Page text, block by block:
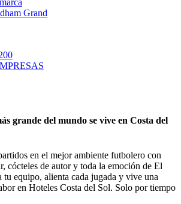
Grand
grande del mundo se vive en Costa del
en el mejor ambiente futbolero con
cócteles de autor y toda la emoción de El
equipo, alienta cada jugada y vive una
en Hoteles Costa del Sol. Solo por tiempo